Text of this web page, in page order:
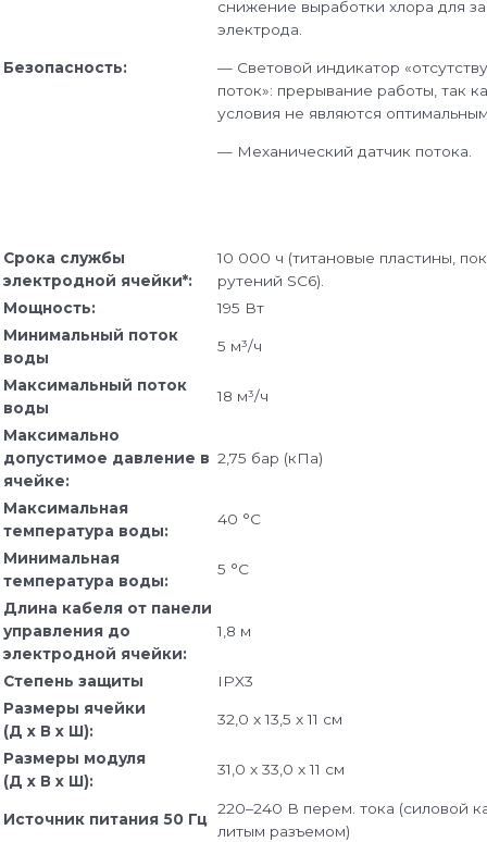
Безопасность:
снижение выработки хлора для
электрода.
— Световой индикатор
поток»: прерывание работы, так
условия не являются
— Механический датчик потока.
Срока службы
электродной ячейки*:
10 000 ч (титановые пластины,
рутений SC6).
Мощность:
195 Вт
Минимальный поток
воды
5 м³/ч
Максимальный поток
воды
18 м³/ч
Максимально
допустимое давление в
ячейке:
2,75 бар (кПа)
Максимальная
температура воды:
40 °C
Минимальная
температура воды:
5 °C
Длина кабеля от панели
управления до
электродной ячейки:
1,8 м
Степень защиты
IPX3
Размеры ячейки
(Д x В x Ш):
32,0 x 13,5 x 11 см
Размеры модуля
(Д x В x Ш):
31,0 x 33,0 x 11 см
Источник питания 50 Гц
220–240 В перем. тока (силовой
литым разъемом)